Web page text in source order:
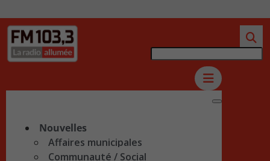
Nouvelles
Affaires municipales
Communauté / Social